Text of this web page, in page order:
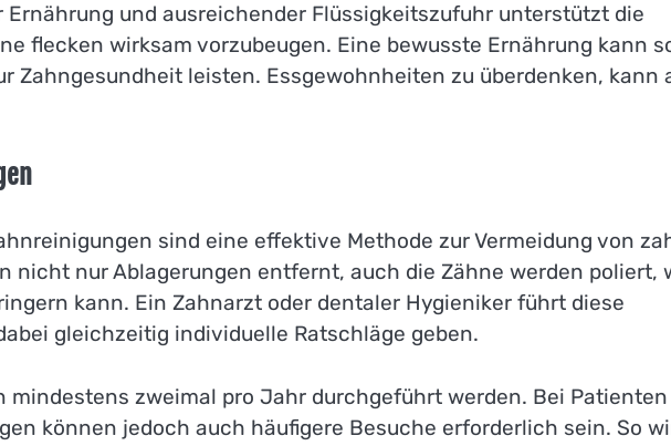
Ernährung und ausreichender Flüssigkeitszufuhr unterstützt die
flecken wirksam vorzubeugen. Eine bewusste Ernährung kann
Zahngesundheit leisten. Essgewohnheiten zu überdenken, kann
sind eine effektive Methode zur Vermeidung von
nicht nur Ablagerungen entfernt, auch die Zähne werden poliert,
kann. Ein Zahnarzt oder dentaler Hygieniker führt diese
gleichzeitig individuelle Ratschläge geben.
mindestens zweimal pro Jahr durchgeführt werden. Bei
können jedoch auch häufigere Besuche erforderlich sein. So